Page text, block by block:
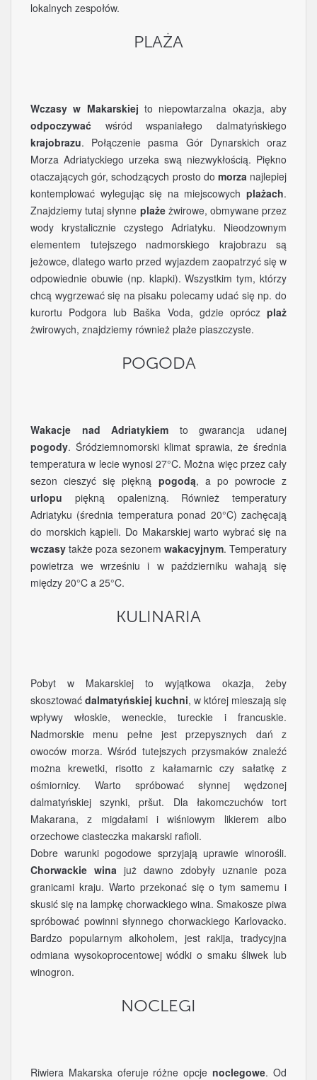
lokalnych zespołów.
PLAŻA
Wczasy w Makarskiej to niepowtarzalna okazja, aby
odpoczywać wśród wspaniałego dalmatyńskiego
krajobrazu. Połączenie pasma Gór Dynarskich oraz
Morza Adriatyckiego urzeka swą niezwykłością. Piękno
otaczających gór, schodzących prosto do morzanajlepiej
kontemplować wylegując się na miejscowych plażach.
Znajdziemy tutaj słynne plażeżwirowe, obmywane przez
wody krystalicznie czystego Adriatyku. Nieodzownym
elementem tutejszego nadmorskiego krajobrazu są
jeżowce, dlatego warto przed wyjazdem zaopatrzyć się w
odpowiednie obuwie (np. klapki). Wszystkim tym, którzy
chcą wygrzewać się na pisaku polecamy udać się np. do
kurortu Podgora lub Baška Voda, gdzie oprócz plaż
żwirowych, znajdziemy również plaże piaszczyste.
POGODA
Wakacje nad Adriatykiem to gwarancja udanej
pogody. Śródziemnomorski klimat sprawia, że średnia
temperatura w lecie wynosi 27°C. Można więc przez cały
sezon cieszyć się piękną pogodą, a po powrocie z
urlopu piękną opalenizną. Również temperatury
Adriatyku (średnia temperatura ponad 20°C) zachęcają
do morskich kąpieli. Do Makarskiej warto wybrać się na
wczasy także poza sezonem wakacyjnym. Temperatury
powietrza we wrześniu i w październiku wahają się
między 20°C a 25°C.
KULINARIA
Pobyt w Makarskiej to wyjątkowa okazja, żeby
skosztować dalmatyńskiej kuchni, w której mieszają się
wpływy włoskie, weneckie, tureckie i francuskie.
Nadmorskie menu pełne jest przepysznych dań z
owoców morza. Wśród tutejszych przysmaków znaleźć
można krewetki, risotto z kałamarnic czy sałatkę z
ośmiornicy. Warto spróbować słynnej wędzonej
dalmatyńskiej szynki, pršut. Dla łakomczuchów tort
Makarana, z migdałami i wiśniowym likierem albo
orzechowe ciasteczka makarski rafioli.
Dobre warunki pogodowe sprzyjają uprawie winorośli.
Chorwackie wina już dawno zdobyły uznanie poza
granicami kraju. Warto przekonać się o tym samemu i
skusić się na lampkę chorwackiego wina. Smakosze piwa
spróbować powinni słynnego chorwackiego Karlovacko.
Bardzo popularnym alkoholem, jest rakija, tradycyjna
odmiana wysokoprocentowej wódki o smaku śliwek lub
winogron.
NOCLEGI
Riwiera Makarska oferuje różne opcjenoclegowe. Od